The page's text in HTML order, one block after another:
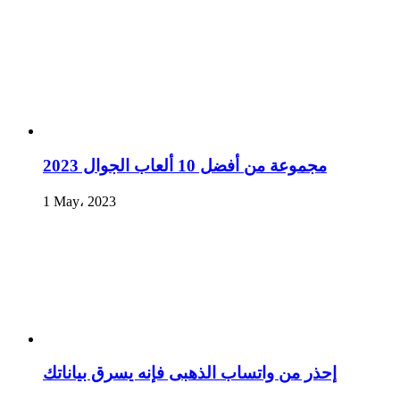
مجموعة من أفضل 10 ألعاب الجوال 2023
1 May، 2023
إحذر من واتساب الذهبى فإنه يسرق بياناتك